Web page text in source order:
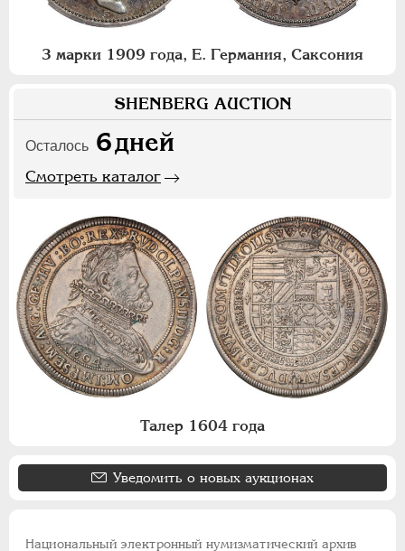
3 марки 1909 года, Е. Германия, Саксония
SHENBERG AUCTION
Осталось 6дней
Смотреть каталог
Талер 1604 года
Уведомить о новых аукционах
Национальный электронный нумизматический архив